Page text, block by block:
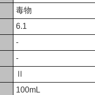
毒物
6.1
-
-
Ⅱ
100mL